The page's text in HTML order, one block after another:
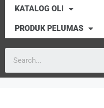
KATALOG OLI
PRODUK PELUMAS